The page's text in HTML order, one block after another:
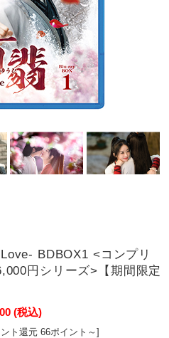
BDBOX1 <コンプリ
円シリーズ>【期間限定
(税込)
ト還元 66ポイント～]